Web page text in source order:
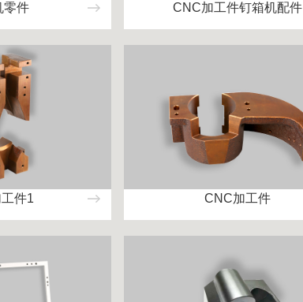
零件 CNC加工件钉箱机配件
件1 CNC加工件